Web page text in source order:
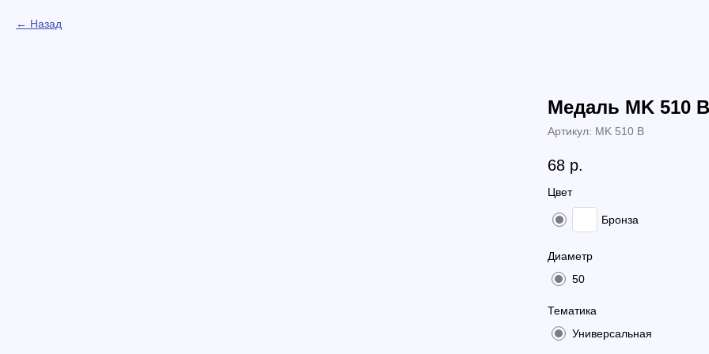
Назад
Медаль МK 510 B
Артикул: МK 510 B
68 р.
Цвет
Бронза
Диаметр
50
Тематика
Универсальная